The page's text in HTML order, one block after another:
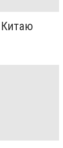
Китаю